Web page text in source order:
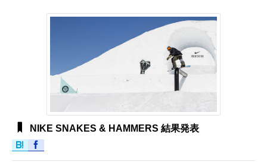
NIKE SNAKES & HAMMERS 結果発表